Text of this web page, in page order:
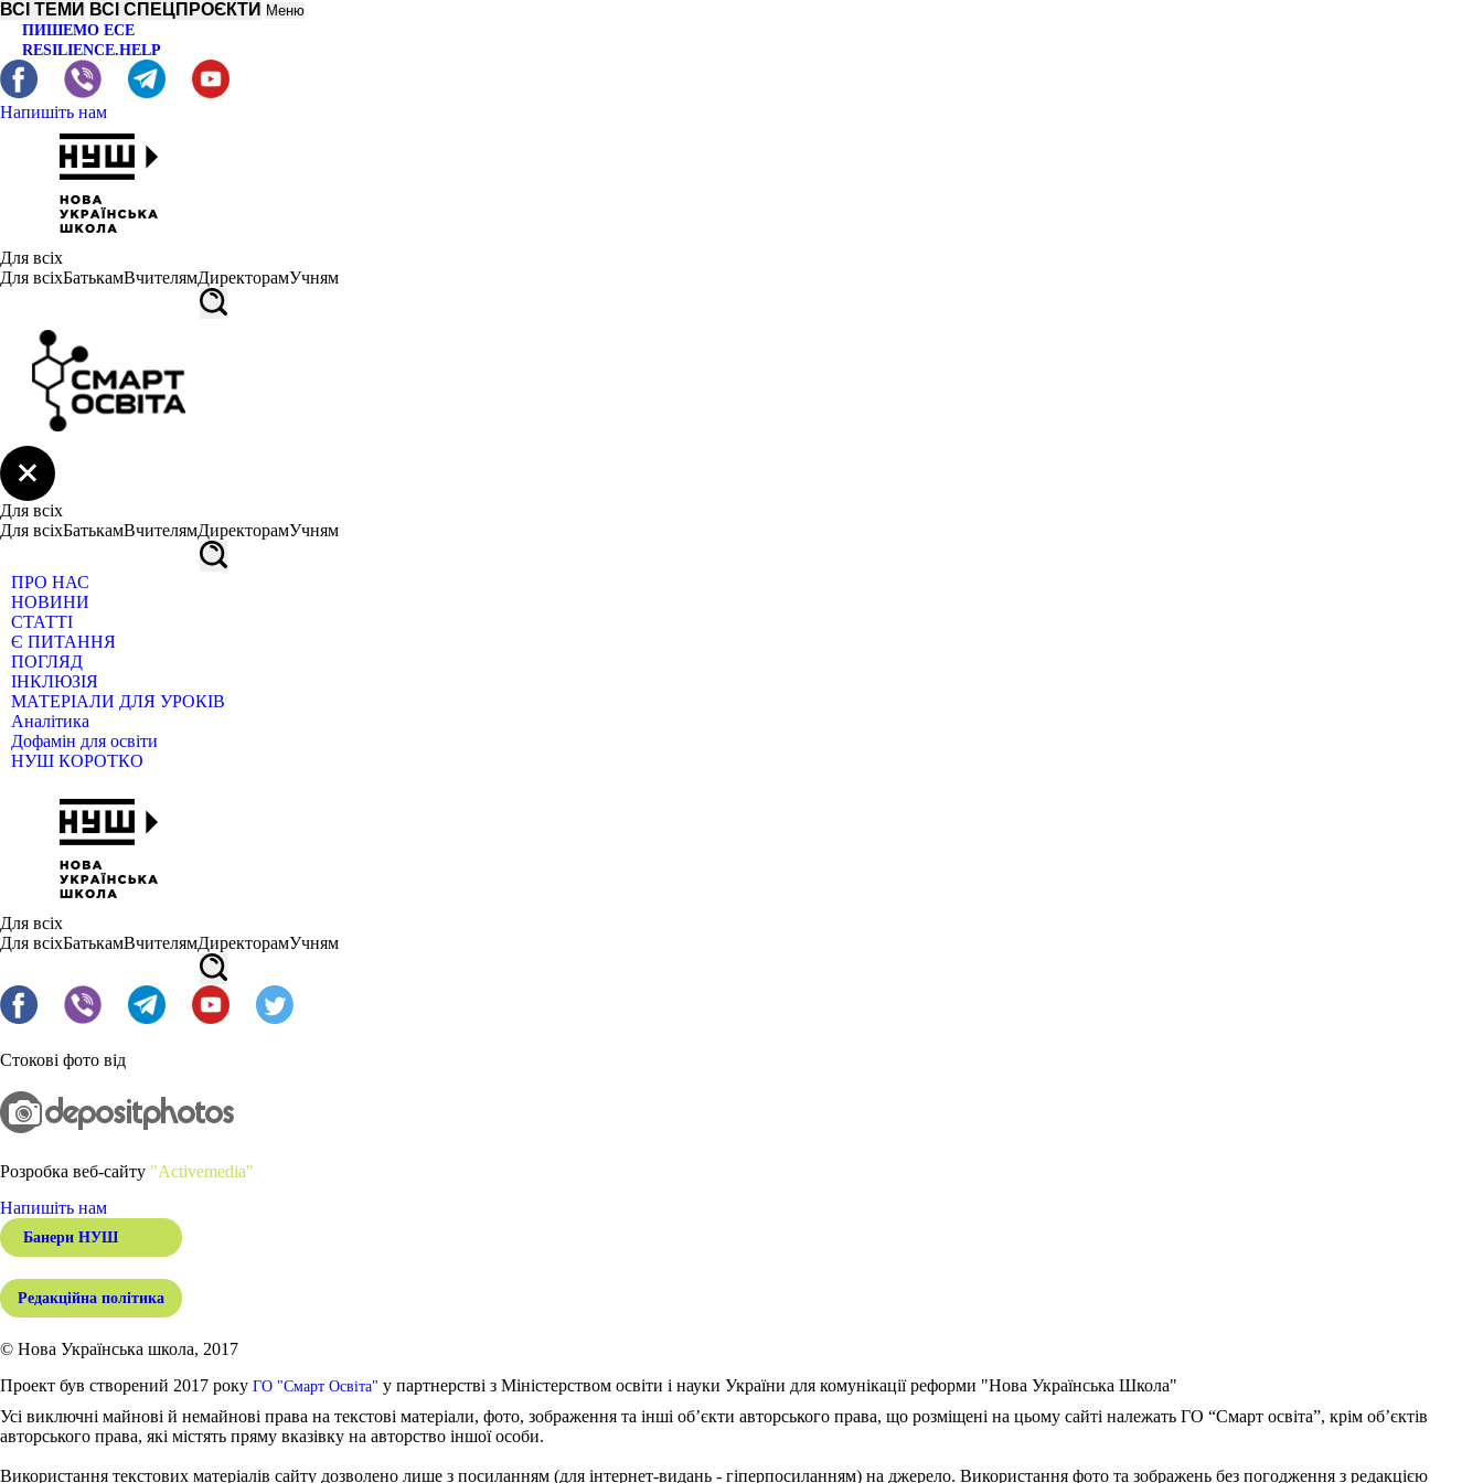
ВСІ ТЕМИ ВСІ СПЕЦПРОЄКТИ Меню
ПИШЕМО ЕСЕ
RESILIENCE.HELP
Напишіть нам
Для всіх
Для всіхБатькамВчителямДиректорамУчням
Для всіх
Для всіхБатькамВчителямДиректорамУчням
ПРО НАС
НОВИНИ
СТАТТІ
Є ПИТАННЯ
ПОГЛЯД
ІНКЛЮЗІЯ
МАТЕРІАЛИ ДЛЯ УРОКІВ
Аналітика
Дофамін для освіти
НУШ КОРОТКО
Для всіх
Для всіхБатькамВчителямДиректорамУчням
Стокові фото від
Розробка веб-сайту "Activemedia"
Напишіть нам
Банери НУШ
Редакційна політика
© Нова Українська школа, 2017
Проект був створений 2017 року ГО "Смарт Освіта" у партнерстві з Міністерством освіти і науки України для комунікації реформи "Нова Українська Школа"
Усі виключні майнові й немайнові права на текстові матеріали, фото, зображення та інші об’єкти авторського права, що розміщені на цьому сайті належать ГО “Смарт освіта”, крім об’єктів
авторського права, які містять пряму вказівку на авторство іншої особи.
Використання текстових матеріалів сайту дозволено лише з посиланням (для інтернет-видань - гіперпосиланням) на джерело. Використання фото та зображень без погодження з редакцією